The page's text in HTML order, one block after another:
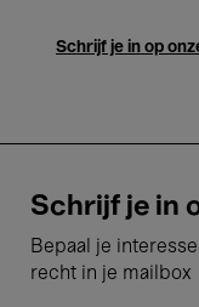
Schrijf je in op
Schrijf je in
Bepaal je
recht in je mailbox